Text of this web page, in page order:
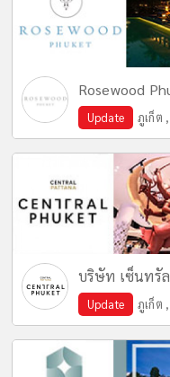
Rosewood
Update ภูเก็ต
บริษัท เซ็นทรั
Update ภูเก็ต